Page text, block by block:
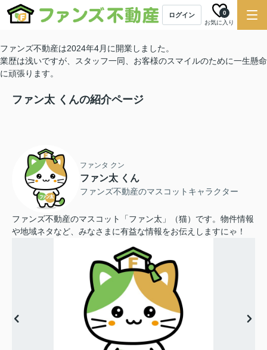
ログイン
お気に入り
0
ファンズ不動産は2024年4月に開業しました。
業歴は浅いですが、スタッフ一同、お客様のスマイルのために一生懸命
に頑張ります。
ファン太 くんの紹介ページ
ファンタ クン
ファン太 くん
ファンズ不動産のマスコットキャラクター
ファンズ不動産のマスコット「ファン太」（猫）です。物件情報
や地域ネタなど、みなさまに有益な情報をお伝えしますにゃ！